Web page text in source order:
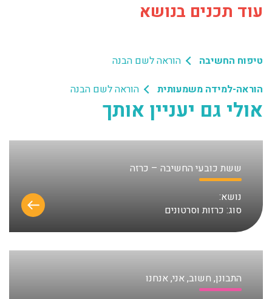
עוד תכנים בנושא
טיפוח החשיבה
הוראה לשם הבנה
הוראה-למידה משמעותית
הוראה לשם הבנה
אולי גם יעניין אותך
ששת כובעי החשיבה – כרזה
נושא:
סוג: כרזות וסרטונים
התבונן, חשוב, אני, אנחנו